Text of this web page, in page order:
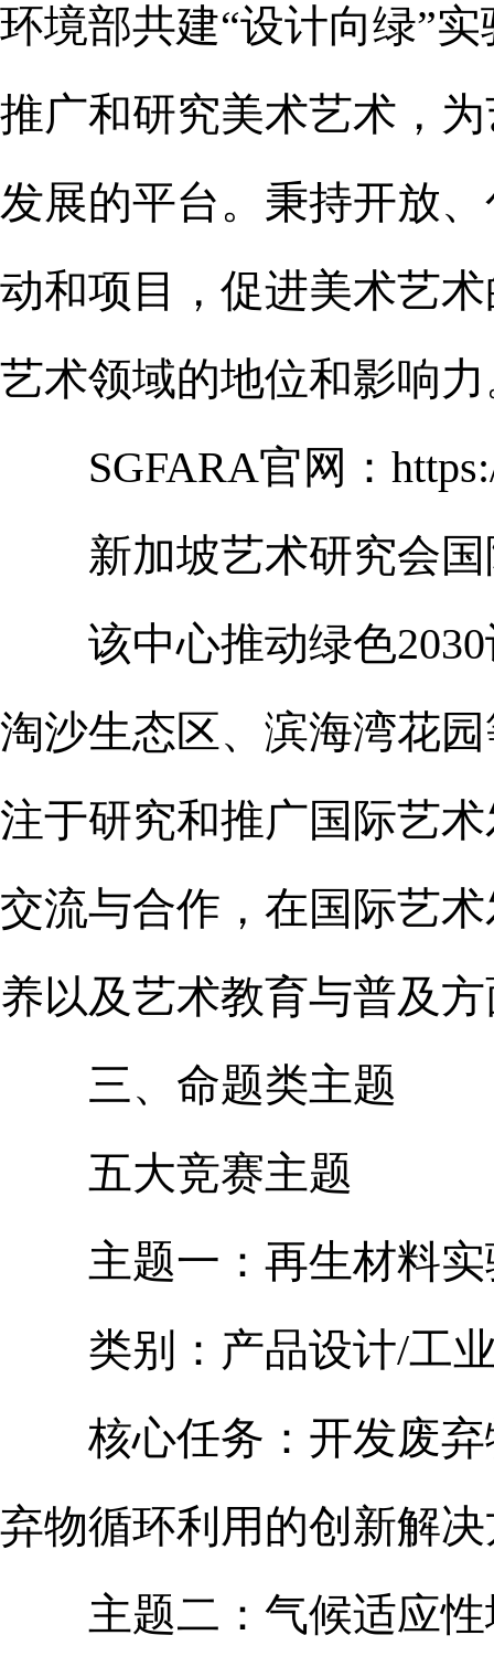
环境部共建“设计向绿”
推广和研究美术艺术，
发展的平台。秉持开放
动和项目，促进美术艺
艺术领域的地位和影响
SGFARA官网：
新加坡艺术研究会国
该中心推动绿色2030
淘沙生态区、滨海湾花
注于研究和推广国际艺
交流与合作，在国际艺
养以及艺术教育与普及
三、命题类主题
五大竞赛主题
主题一：再生材料实
类别：产品设计/工
核心任务：开发废弃
弃物循环利用的创新解
主题二：气候适应性